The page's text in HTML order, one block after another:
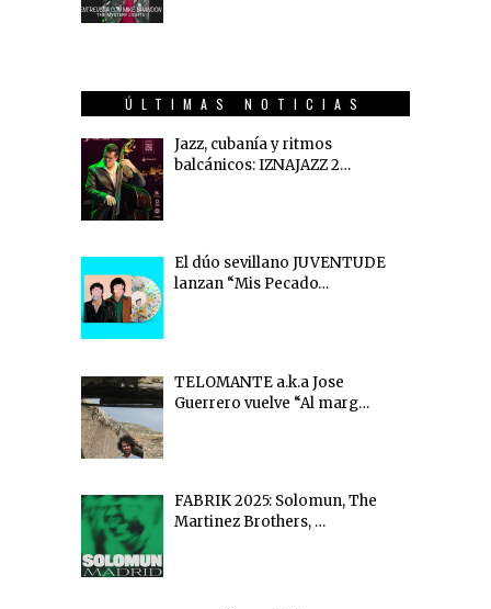
ÚLTIMAS NOTICIAS
Jazz, cubanía y ritmos
balcánicos: IZNAJAZZ 2…
El dúo sevillano JUVENTUDE
lanzan “Mis Pecado…
TELOMANTE a.k.a Jose
Guerrero vuelve “Al marg…
FABRIK 2025: Solomun, The
Martinez Brothers, …